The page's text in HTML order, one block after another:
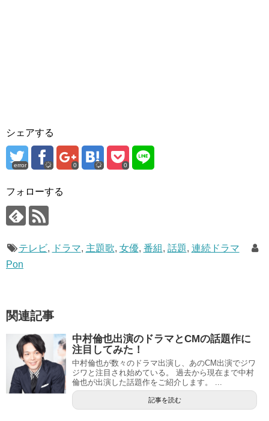
シェアする
error 0 0
フォローする
テレビ, ドラマ, 主題歌, 女優, 番組 , 話題, 連続ドラマ
Pon
関連記事
中村倫也出演のドラマとCMの話題作に
注目してみた！
中村倫也が数々のドラマ出演し、あのCM出演でジワ
ジワと注目され始めている。 過去から現在まで中村
倫也が出演した話題作をご紹介します。 ...
記事を読む